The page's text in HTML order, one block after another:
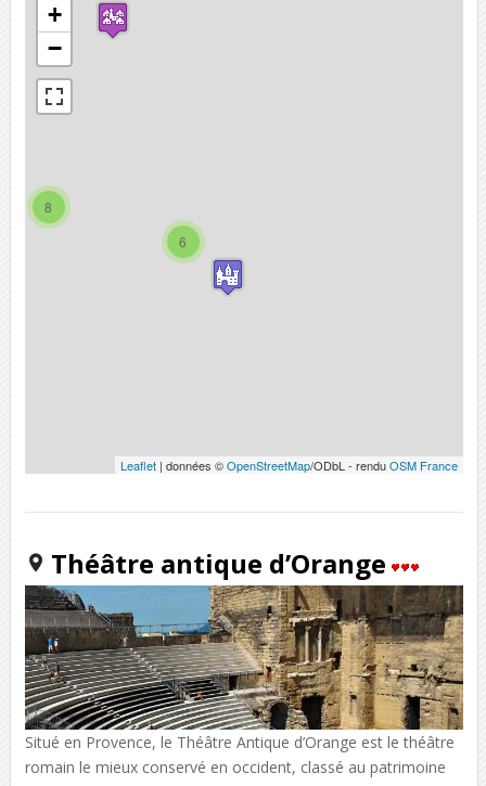
6
8
+
−
Leaflet | données ©OpenStreetMap/ODbL - renduOSM France
Théâtre antique d’Orange
Situé en Provence, le Théâtre Antique d’Orange est le théâtre
romain le mieux conservé en occident, classé au patrimoine